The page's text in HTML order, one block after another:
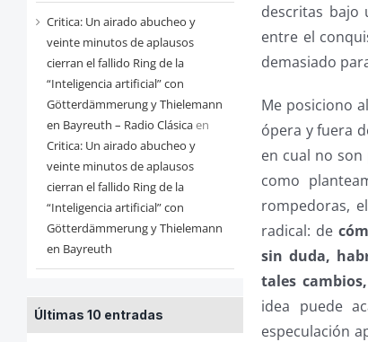
Critica: Un airado abucheo y
veinte minutos de aplausos
cierran el fallido Ring de la
“Inteligencia artificial” con
Götterdämmerung y Thielemann
en Bayreuth – Radio Clásicaen
Critica: Un airado abucheo y
veinte minutos de aplausos
cierran el fallido Ring de la
“Inteligencia artificial” con
Götterdämmerung y Thielemann
en Bayreuth
Últimas 10 entradas
descritas bajo
entre el
demasiado
Me posiciono
ópera y fuera
en cual no
como
rompedoras,
radical: de
sin duda,
tales
idea puede
especulación